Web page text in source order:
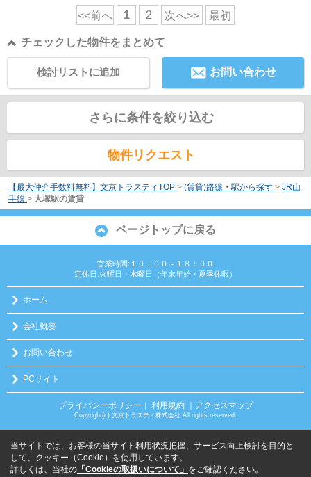
<<前へ 1 2 次へ>> 最初
チェックした物件をまとめて
お問い合わせ
検討リストに追加
さらに条件を絞り込む
物件リクエスト
【最大仲介手数料無料】文京トラスティTOP > (賃貸)路線・駅から探す > JR山
手線 > 大塚駅の賃貸
ページトップに戻る
営業時間:１０：００～１８：００
定休日:火曜日・水曜日（年末年始・夏季休暇）
ホーム
会社概要
お問い合わせ
PCサイト
プライバシーポリシー ｜ 利用規約 ｜アクセスマップ
Copyright(c) 文京トラスティ株式会社 All rights reserved.
当サイトでは、お客様の当サイト利用状況把握、サービス向上検討を目的と
して、クッキー（Cookie）を使用しています。
詳しくは、当社の 「Cookieの取扱いについて」 をご確認ください。